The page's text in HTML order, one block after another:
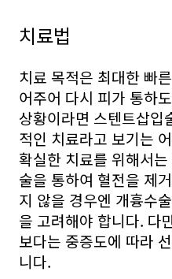
치료법
치료 목적은 최대한 빠
어주어 다시 피가 통하
상황이라면 스텐트삽입
적인 치료라고 보기는
확실한 치료를 위해서
술을 통하여 혈전을 제
지 않을 경우엔 개흉수
을 고려해야 합니다. 다
보다는 중증도에 따라
니다.